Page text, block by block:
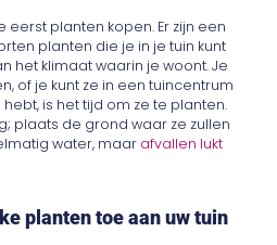
planten kopen. Er zijn een
planten die je in je tuin kunt
het klimaat waarin je woont. Je
of je kunt ze in een tuincentrum
is het tijd om ze te planten.
plaats de grond waar ze zullen
water, maar afvallen lukt
planten toe aan uw tuin